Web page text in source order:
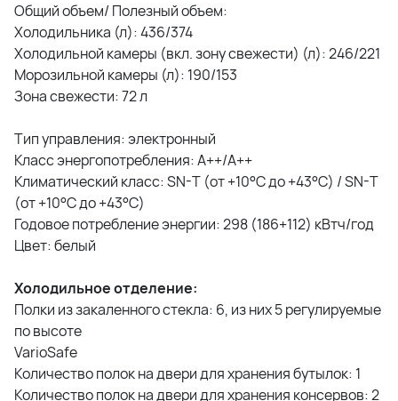
Общий объем/ Полезный объем:
Холодильника (л): 436/374
Холодильной камеры (вкл. зону свежести) (л): 246/221
Морозильной камеры (л): 190/153
Зона свежести: 72 л
Тип управления: электронный
Класс энергопотребления: A++/A++
Климатический класс: SN-T (от +10°С до +43°С) / SN-T
(от +10°С до +43°С)
Годовое потребление энергии: 298 (186+112) кВтч/год
Цвет: белый
Холодильное отделение:
Полки из закаленного стекла: 6, из них 5 регулируемые
по высоте
VarioSafe
Количество полок на двери для хранения бутылок: 1
Количество полок на двери для хранения консервов: 2